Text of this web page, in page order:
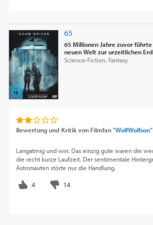
65
65 Millionen Jahre zuvor
neuen Welt zur urzeitlichen
Science-Fiction, Fantasy
Bewertung und Kritik von Filmfan "WolfWolfson"
Langatmig und wirr. Das einzig gute waren die
die recht kurze Laufzeit. Der sentimentale
Astronauten störte nur die Handlung.